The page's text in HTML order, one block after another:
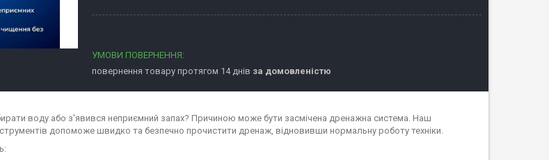
повернення товару протягом 14 днів за домовленістю
воду або з'явився неприємний запах? Причиною може бути засмічена дренажна система. Наш
допоможе швидко та безпечно прочистити дренаж, відновивши нормальну роботу техніки.